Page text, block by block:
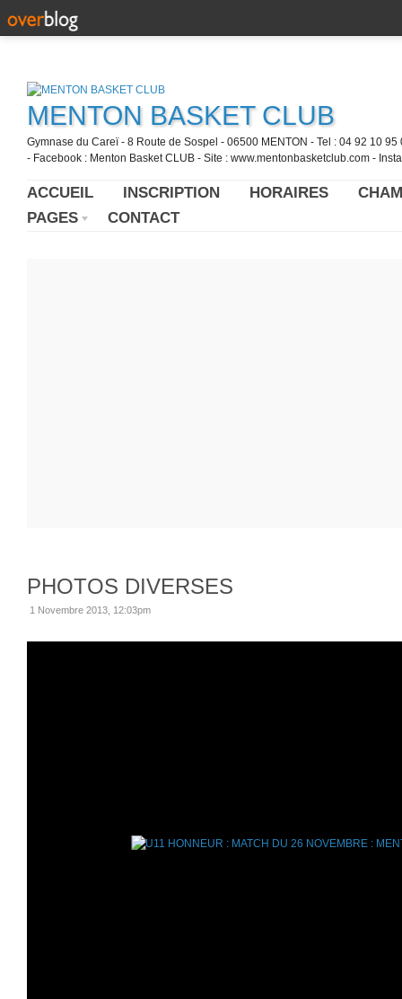
MENTON BASKET CLUB
Gymnase du Careï - 8 Route de Sospel - 06500 MENTON - Tel : 04 92 10
- Facebook : Menton Basket CLUB - Site : www.mentonbasketclub.com -
ACCUEIL INSCRIPTION HORAIRES
PAGES
CONTACT
PHOTOS DIVERSES
1 Novembre 2013, 12:03pm